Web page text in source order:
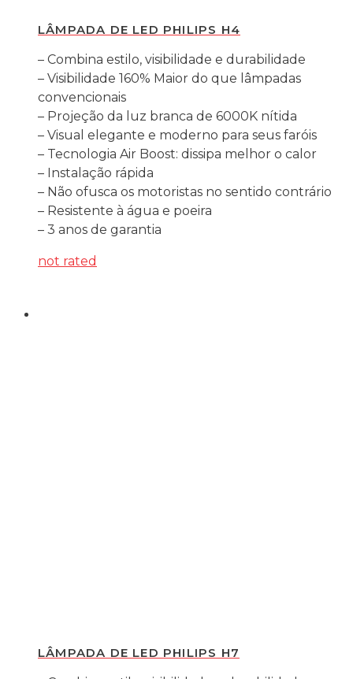
LÂMPADA DE LED PHILIPS H4
– Combina estilo, visibilidade e durabilidade
– Visibilidade 160% Maior do que lâmpadas
convencionais
– Projeção da luz branca de 6000K nítida
– Visual elegante e moderno para seus faróis
– Tecnologia Air Boost: dissipa melhor o calor
– Instalação rápida
– Não ofusca os motoristas no sentido contrário
– Resistente à água e poeira
– 3 anos de garantia
not rated
LÂMPADA DE LED PHILIPS H7